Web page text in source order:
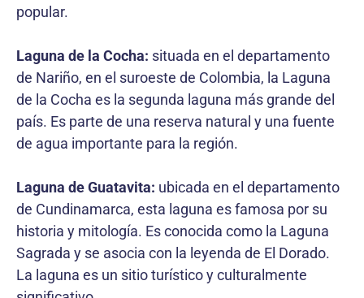
popular.
Laguna de la Cocha: situada en el departamento
de Nariño, en el suroeste de Colombia, la Laguna
de la Cocha es la segunda laguna más grande del
país. Es parte de una reserva natural y una fuente
de agua importante para la región.
Laguna de Guatavita: ubicada en el departamento
de Cundinamarca, esta laguna es famosa por su
historia y mitología. Es conocida como la Laguna
Sagrada y se asocia con la leyenda de El Dorado.
La laguna es un sitio turístico y culturalmente